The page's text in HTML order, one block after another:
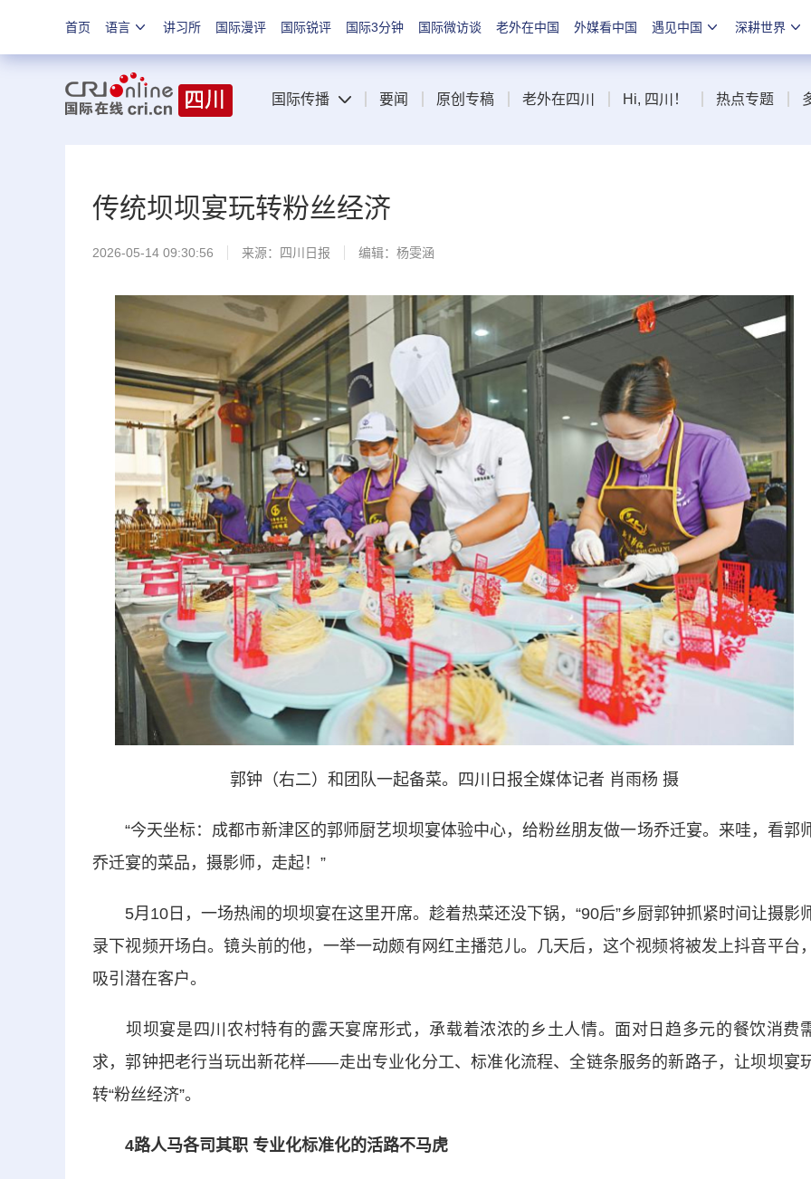
首页 语言 讲习所 国际漫评 国际锐评 国际3分钟 国际微访谈 老外在中国 外媒看中国 遇见中国 深耕世界
国际传播 要闻 原创专稿 老外在四川 Hi, 四川！ 热点专题
传统坝坝宴玩转粉丝经济
2026-05-14 09:30:56 来源： 四川日报 编辑：杨雯涵
郭钟（右二）和团队一起备菜。四川日报全媒体记者 肖雨杨 摄
“今天坐标：成都市新津区的郭师厨艺坝坝宴体验中心，给粉丝朋友做一场乔迁宴。来哇，看郭
乔迁宴的菜品，摄影师，走起！”
5月10日，一场热闹的坝坝宴在这里开席。趁着热菜还没下锅，“90后”乡厨郭钟抓紧时间让摄影
录下视频开场白。镜头前的他，一举一动颇有网红主播范儿。几天后，这个视频将被发上抖音平台，
吸引潜在客户。
坝坝宴是四川农村特有的露天宴席形式，承载着浓浓的乡土人情。面对日趋多元的餐饮消费
求，郭钟把老行当玩出新花样——走出专业化分工、标准化流程、全链条服务的新路子，让坝坝宴
转“粉丝经济”。
4路人马各司其职 专业化标准化的活路不马虎